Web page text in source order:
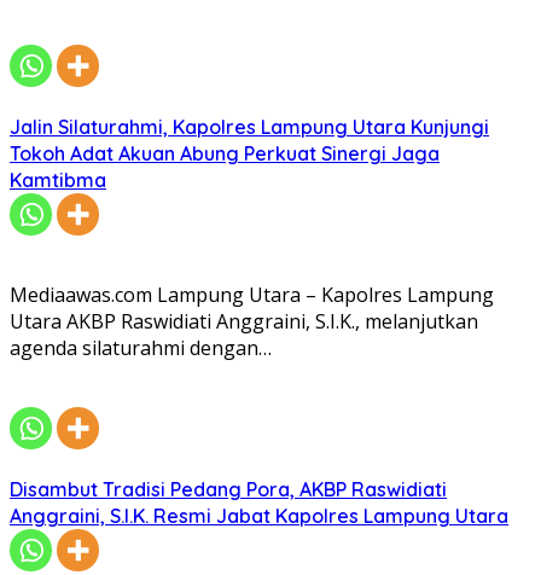
Jalin Silaturahmi, Kapolres Lampung Utara Kunjungi
Tokoh Adat Akuan Abung Perkuat Sinergi Jaga
Kamtibma
Mediaawas.com Lampung Utara – Kapolres Lampung
Utara AKBP Raswidiati Anggraini, S.I.K., melanjutkan
agenda silaturahmi dengan…
Disambut Tradisi Pedang Pora, AKBP Raswidiati
Anggraini, S.I.K. Resmi Jabat Kapolres Lampung Utara